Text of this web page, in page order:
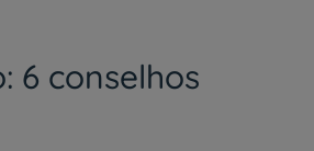
6 conselhos